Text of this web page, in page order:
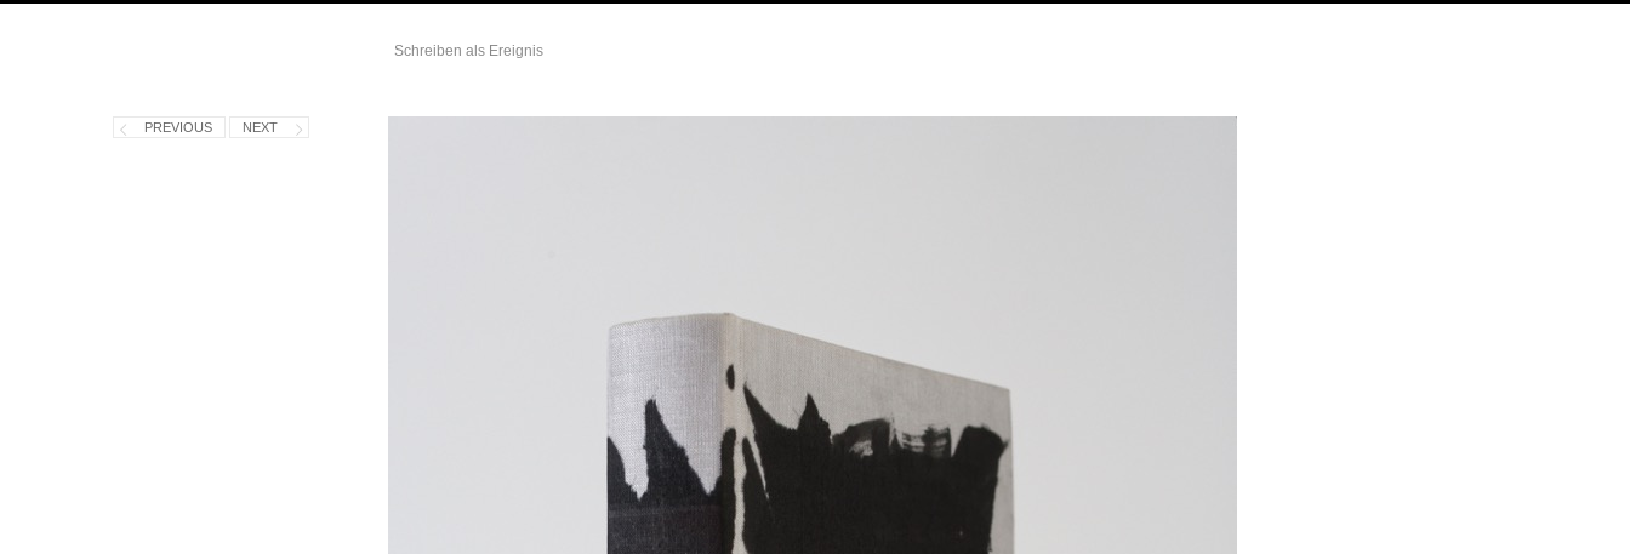
Schreiben als Ereignis
PREVIOUS NEXT